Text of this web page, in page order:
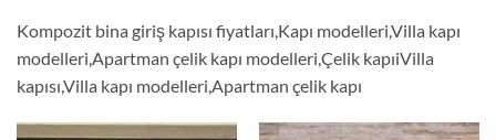
Kompozit bina giriş kapısı fiyatları,Kapı modelleri,Villa kapı
modelleri,Apartman çelik kapı modelleri,Çelik kapıiVilla
kapısı,Villa kapı modelleri,Apartman çelik kapı